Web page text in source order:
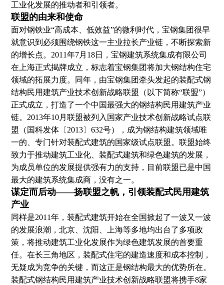
工业化发展的推动者和引领者。
联盟的由来和使命
面对钢铁业“高成本、低效益”的微利时代，宝钢集团很早
就意识到必须围绕钢铁这一主业拉长产业链，不断探索新
的增长点。2011年7月18日，宝钢建筑系统集成有限公司
在上海正式揭牌成立，标志着宝钢集团将加大钢结构住宅
领域的拓展力度。同年，由宝钢集团牵头发起的装配式钢
结构民用建筑产业技术创新战略联盟（以下简称“联盟”）
正式成立，打造了一个中国最强大的钢结构民用建筑产业
链。2013年10月联盟被列入国家产业技术创新战略试点联
盟（国科发体〔2013〕632号），成为钢结构建筑领域唯
一的、专门针对装配式建筑的国家级试点联盟。联盟始终
致力于推动建筑工业化、装配式建筑和绿色建筑的发展，
为成员单位的发展提供强有力的支持，目前联盟已是中国
最大的建筑系统集成商，没有之一。
谋定而后动——扬联盟之帆，引领装配式民用建筑
产业
同样是2011年，装配式建筑开始在全国掀起了一波又一波
的发展浪潮，北京、沈阳、上海等多地均出台了多项政
策，将推动建筑工业化发展作为绿色建筑发展的首要重
任。在长三角地区，装配式住宅的建造速度和成本控制，
无疑成为竞争的关键，而这正是钢结构最大的优势所在。
装配式钢结构民用建筑产业技术创新战略联盟将携手8家